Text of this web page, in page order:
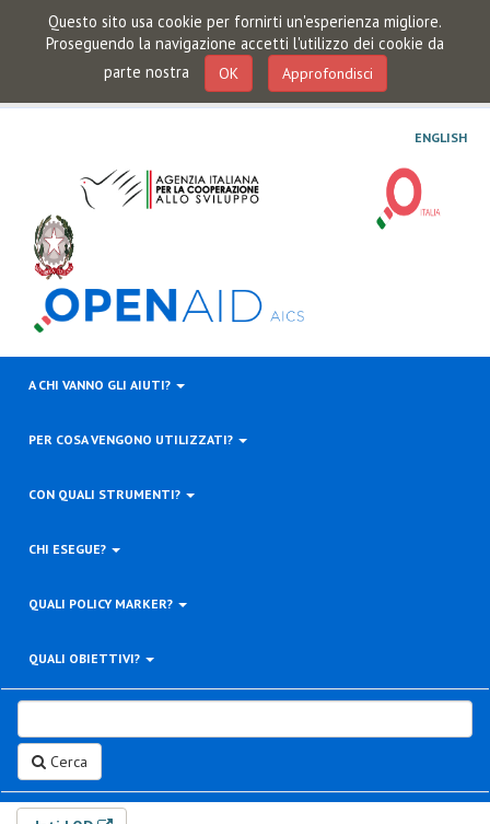
Questo sito usa cookie per fornirti un'esperienza migliore.
Proseguendo la navigazione accetti l'utilizzo dei cookie da
parte nostra
OK Approfondisci
ENGLISH
A CHI VANNO GLI AIUTI?
PER COSA VENGONO UTILIZZATI?
CON QUALI STRUMENTI?
CHI ESEGUE?
QUALI POLICY MARKER?
QUALI OBIETTIVI?
Cerca